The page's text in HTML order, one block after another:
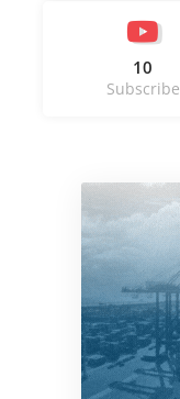
10
Subscribe